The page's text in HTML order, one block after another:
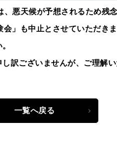
悪天候が予想されるため残
」も中止とさせていただきま
訳ございませんが、ご理解
一覧へ戻る